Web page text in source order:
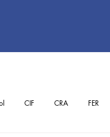
CIF CRA FER